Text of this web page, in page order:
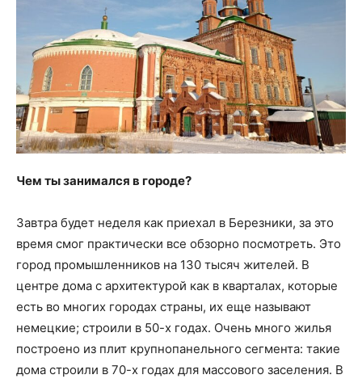
Чем ты занимался в городе?
Завтра будет неделя как приехал в Березники, за это
время смог практически все обзорно посмотреть. Это
город промышленников на 130 тысяч жителей. В
центре дома с архитектурой как в кварталах, которые
есть во многих городах страны, их еще называют
немецкие; строили в 50-х годах. Очень много жилья
построено из плит крупнопанельного сегмента: такие
дома строили в 70-х годах для массового заселения. В